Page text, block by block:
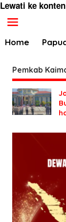
Lewati ke konten
Home
Pemkab